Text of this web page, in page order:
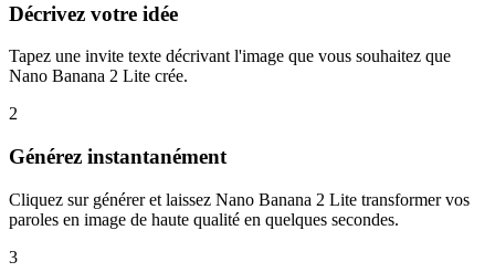
Décrivez votre idée
Tapez une invite texte décrivant l'image que vous souhaitez que
Nano Banana 2 Lite crée.
2
Générez instantanément
Cliquez sur générer et laissez Nano Banana 2 Lite transformer vos
paroles en image de haute qualité en quelques secondes.
3